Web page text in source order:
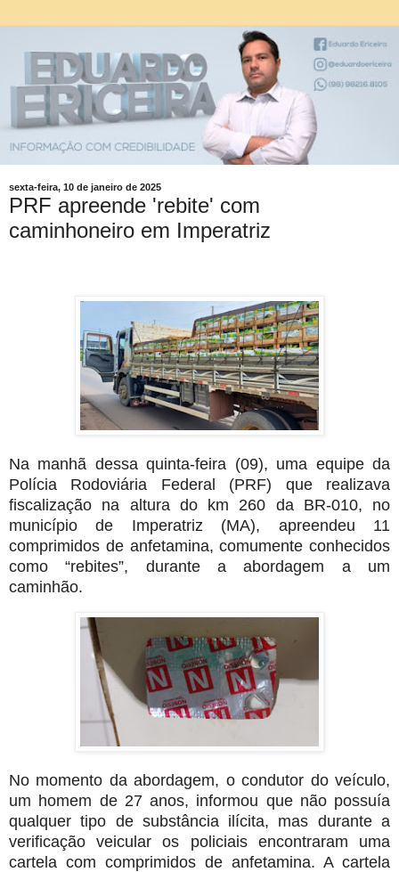
sexta-feira, 10 de janeiro de 2025
PRF apreende 'rebite' com
caminhoneiro em Imperatriz
Na manhã dessa quinta-feira (09), uma equipe da
Polícia Rodoviária Federal (PRF) que realizava
fiscalização na altura do km 260 da BR-010, no
município de Imperatriz (MA), apreendeu 11
comprimidos de anfetamina, comumente conhecidos
como “rebites”, durante a abordagem a um
caminhão.
No momento da abordagem, o condutor do veículo,
um homem de 27 anos, informou que não possuía
qualquer tipo de substância ilícita, mas durante a
verificação veicular os policiais encontraram uma
cartela com comprimidos de anfetamina. A cartela